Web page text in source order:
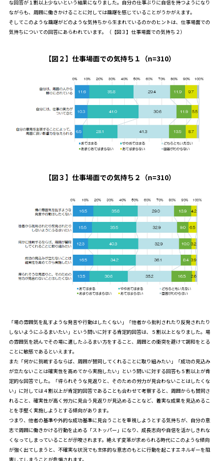
な回答が１割以上少ないという結果になりました。自分の仕事ぶりに自信を持つようになり
ながらも、周囲に働きかけることに対しては躊躇を感じていることがうかがえます。
そしてこのような躊躇がどのような気持ちから生まれているのかのヒントは、仕事場面での
気持ちについての回答にあらわれています。（【図３】仕事場面での気持ち２）
【図２】仕事場面での気持ち１（n=310）
【図３】仕事場面での気持ち２（n=310）
「場の雰囲気を乱すような発言や行動はしたくない」「他者から批判されたり反発されたり
しないようにふるまいたい」という問いに対する肯定的回答は、５割以上となりました。場
の雰囲気を読んでその場に適したふるまい方をすること、周囲との衝突を避けて調和をとる
ことに敏感であるといえます。
また「何かに挑戦するならば、周囲が賛同してくれることに取り組みたい」「成功の見込み
が立たないことは確実性を高めてから実施したい」という問いに対する回答も５割以上が肯
定的な回答でした。「得られそうな見返りと、そのための労力が見合わないことはしたくな
い」に対しては４割以上が肯定的回答であることも合わせて考察すると、周囲からも賛同さ
れること、確実性が高く労力に見合う見返りが見込めることなど、着実な成果を見込めるこ
とを手堅く実施しようとする傾向があります。
つまり、他者の基準や外的な成功基準に見合うことを重視しようとする気持ちが、自分の意
志で周囲に働きかける行動を止める「ストッパー」になり、成長志向や自信を活かしきれな
くなってしまっていることが示唆されます。絶えず変革が求められる時代にこのような傾向
が強く出てしまうと、不確実な状況でも主体的な意志のもとに行動を起こすエネルギーを阻
害してしまうことが危惧されます。